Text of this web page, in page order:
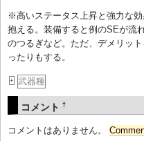
※高いステータス上昇と強力な
抱える。装備すると例のSEが流
のつるぎなど。ただ、デメリッ
ったりもする。
+ 武器種
コメント †
コメントはありません。